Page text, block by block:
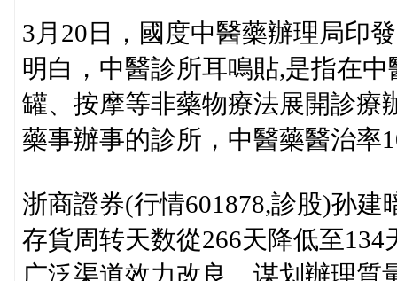
3月20日，國度中醫藥辦理局印
明白，中醫診所耳鳴貼,是指在
罐、按摩等非藥物療法展開診療
藥事辦事的診所，中醫藥醫治率
浙商證券(行情601878,診股)孙建
存貨周转天数從266天降低至
广泛渠道效力改良、谋划辦理質